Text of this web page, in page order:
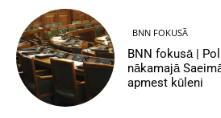
BNN FOKUSĀ
BNN fokusā |
nākamajā
apmest kūleni